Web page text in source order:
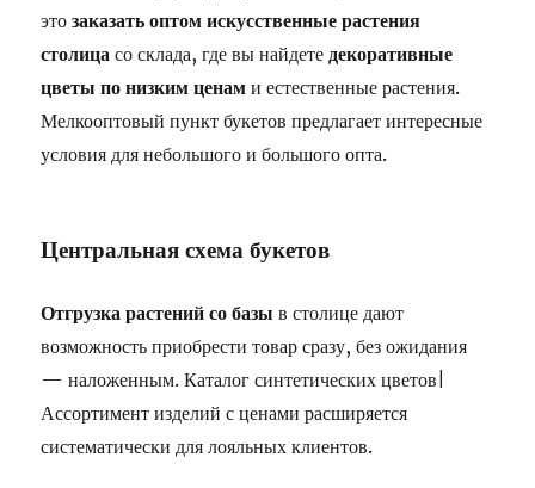
этозаказать оптом искусственные растения
столица со склада, где вы найдетедекоративные
цветы по низким ценам и естественные растения.
Мелкооптовый пункт букетов предлагает интересные
условия для небольшого и большого опта.
Центральная схема букетов
Отгрузка растений со базы в столице дают
возможность приобрести товар сразу, без ожидания
— наложенным. Каталог синтетических цветов|
Ассортимент изделий с ценами расширяется
систематически для лояльных клиентов.